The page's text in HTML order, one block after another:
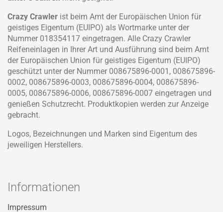
Crazy Crawler ist beim Amt der Europäischen Union für
geistiges Eigentum (EUIPO) als Wortmarke unter der
Nummer 018354117 eingetragen. Alle Crazy Crawler
Reifeneinlagen in Ihrer Art und Ausführung sind beim Amt
der Europäischen Union für geistiges Eigentum (EUIPO)
geschützt unter der Nummer 008675896-0001, 008675896-
0002, 008675896-0003, 008675896-0004, 008675896-
0005, 008675896-0006, 008675896-0007 eingetragen und
genießen Schutzrecht. Produktkopien werden zur Anzeige
gebracht.
Logos, Bezeichnungen und Marken sind Eigentum des
jeweiligen Herstellers.
Informationen
Impressum